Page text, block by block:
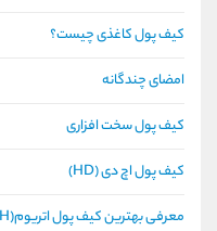
کیف پول کاغذی چیست؟
امضای چندگانه
کیف پول سخت افزاری
کیف پول اچ دی (HD)
معرفی بهترین کیف پول اتریوم(ETH)